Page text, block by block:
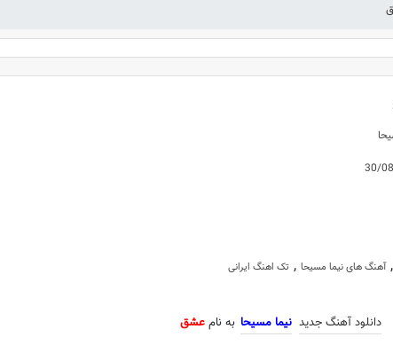
آهنگ جدید نیما مسیحا به نام عشق
30/
, آهنگ های نیما مسیحا , تک اهنگ ایرانی
دانلود آهنگ جدید نیما مسیحا به نامعشق